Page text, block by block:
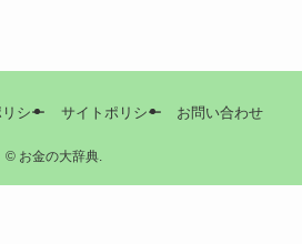
シー サイトポリシー お問い合わせ
©お金の大辞典.